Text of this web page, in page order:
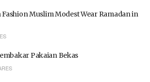
Muslim Modest Wear Ramadan in
Pakaian Bekas